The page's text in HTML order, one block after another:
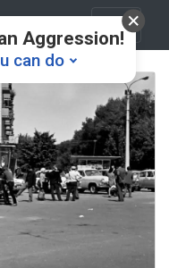
Aggression!
can do